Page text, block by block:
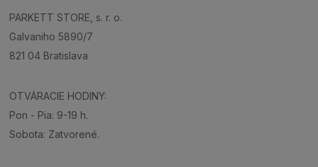
PARKETT STORE, s. r. o.
Galvaniho 5890/7
821 04 Bratislava
OTVÁRACIE HODINY:
Pon - Pia: 9-19 h.
Sobota: Zatvorené.